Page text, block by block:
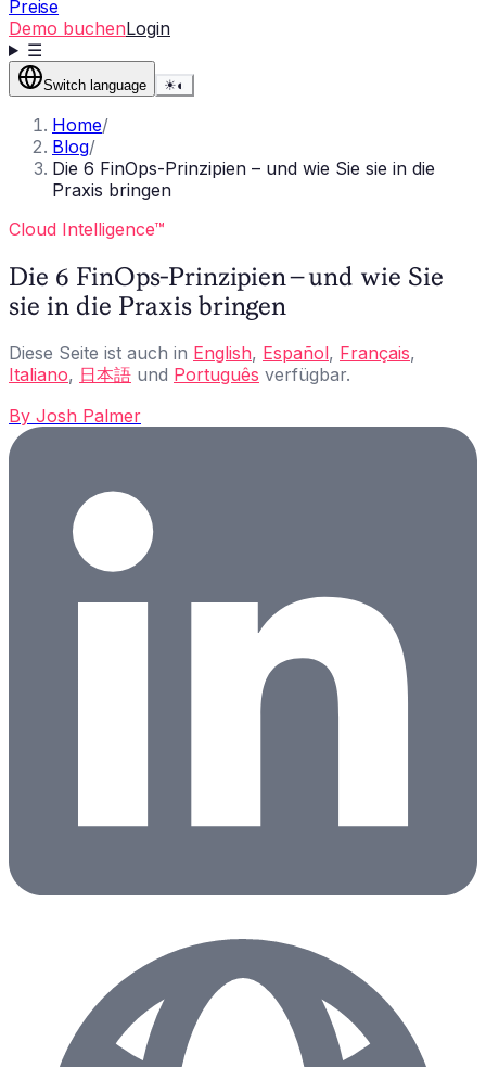
Preise
Demo buchenLogin
☰
Switch language ☀◐
Home/
Blog/
Die 6 FinOps-Prinzipien – und wie Sie sie in die
Praxis bringen
Cloud Intelligence™
Die 6 FinOps-Prinzipien – und wie Sie
sie in die Praxis bringen
Diese Seite ist auch in English, Español, Français,
Italiano, 日本語 und Português verfügbar.
By Josh Palmer